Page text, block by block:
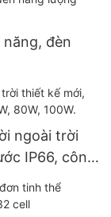
đèn
ngoài trời
IP66, công